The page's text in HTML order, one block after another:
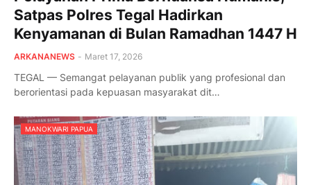
Satpas Polres Tegal Hadirkan
Kenyamanan di Bulan Ramadhan 1447 H
ARKANANEWS - Maret 17, 2026
TEGAL — Semangat pelayanan publik yang profesional dan
berorientasi pada kepuasan masyarakat dit…
MANOKWARI PAPUA